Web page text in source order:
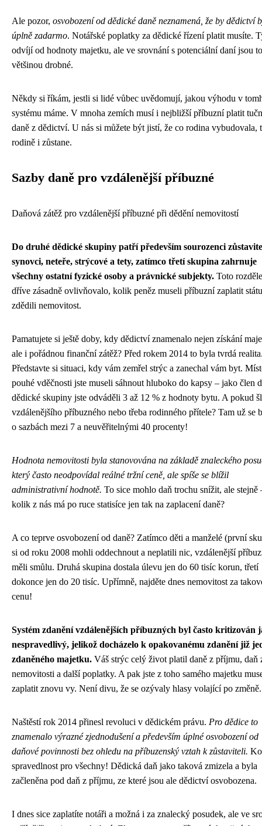
Ale pozor, osvobození od dědické daně neznamená, že by dědictví
úplně zadarmo. Notářské poplatky za dědické řízení platit musíte.
odvíjí od hodnoty majetku, ale ve srovnání s potenciální daní jsou to
většinou drobné.
Někdy si říkám, jestli si lidé vůbec uvědomují, jakou výhodu v
systému máme. V mnoha zemích musí i nejbližší příbuzní platit
daně z dědictví. U nás si můžete být jistí, že co rodina vybudovala,
rodině i zůstane.
Sazby daně pro vzdálenější příbuzné
Daňová zátěž pro vzdálenější příbuzné při dědění nemovitostí
Do druhé dědické skupiny patří především sourozenci
synovci, neteře, strýcové a tety, zatímco třetí skupina zahrnuje
všechny ostatní fyzické osoby a právnické subjekty. Toto
dříve zásadně ovlivňovalo, kolik peněz museli příbuzní zaplatit
zdědili nemovitost.
Pamatujete si ještě doby, kdy dědictví znamenalo nejen získání
ale i pořádnou finanční zátěž? Před rokem 2014 to byla tvrdá
Představte si situaci, kdy vám zemřel strýc a zanechal vám byt.
pouhé vděčnosti jste museli sáhnout hluboko do kapsy – jako člen
dědické skupiny jste odváděli 3 až 12 % z hodnoty bytu. A pokud
vzdálenějšího příbuzného nebo třeba rodinného přítele? Tam už se
o sazbách mezi 7 a neuvěřitelnými 40 procenty!
Hodnota nemovitosti byla stanovována na základě znaleckého
který často neodpovídal reálné tržní ceně, ale spíše se blížil
administrativní hodnotě. To sice mohlo daň trochu snížit, ale stejně
kolik z nás má po ruce statisíce jen tak na zaplacení daně?
A co teprve osvobození od daně? Zatímco děti a manželé (první
si od roku 2008 mohli oddechnout a neplatili nic, vzdálenější
měli smůlu. Druhá skupina dostala úlevu jen do 60 tisíc korun, třetí
dokonce jen do 20 tisíc. Upřímně, najděte dnes nemovitost za
cenu!
Systém zdanění vzdálenějších příbuzných byl často kritizován
nespravedlivý, jelikož docházelo k opakovanému zdanění již
zdaněného majetku. Váš strýc celý život platil daně z příjmu, daň
nemovitosti a další poplatky. A pak jste z toho samého majetku
zaplatit znovu vy. Není divu, že se ozývaly hlasy volající po změně.
Naštěstí rok 2014 přinesl revoluci v dědickém právu. Pro dědice to
znamenalo výrazné zjednodušení a především úplné osvobození od
daňové povinnosti bez ohledu na příbuzenský vztah k zůstaviteli.
spravedlnost pro všechny! Dědická daň jako taková zmizela a byla
začleněna pod daň z příjmu, ze které jsou ale dědictví osvobozena.
I dnes sice zaplatíte notáři a možná i za znalecký posudek, ale ve